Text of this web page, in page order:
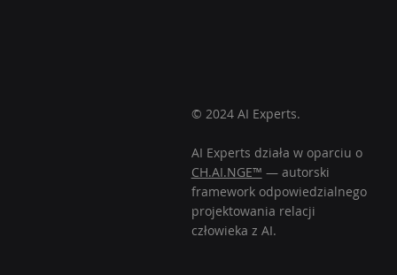
© 2024 AI Experts.
AI Experts działa w oparciu o
CH.AI.NGE™ — autorski
framework odpowiedzialnego
projektowania relacji
człowieka z AI.